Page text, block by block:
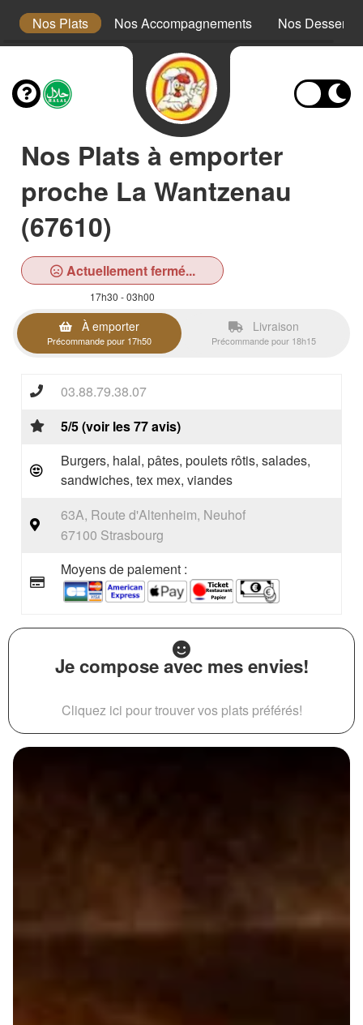
Nos Plats Nos Accompagnements Nos Desserts
Nos Plats à emporter
proche La Wantzenau
(67610)
Actuellement fermé...
17h30 - 03h00
À emporter
Précommande pour 17h50
Livraison
Précommande pour 18h15
03.88.79.38.07
5/5 (voir les 77 avis)
Burgers, halal, pâtes, poulets rôtis, salades,
sandwiches, tex mex, viandes
63A, Route d'Altenheim, Neuhof
67100 Strasbourg
Moyens de paiement :
Je compose avec mes envies!
Cliquez ici pour trouver vos plats préférés!